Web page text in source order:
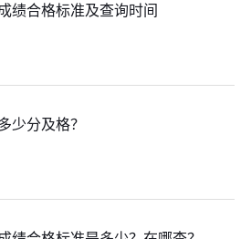
绩合格标准及查询时间
少分及格？